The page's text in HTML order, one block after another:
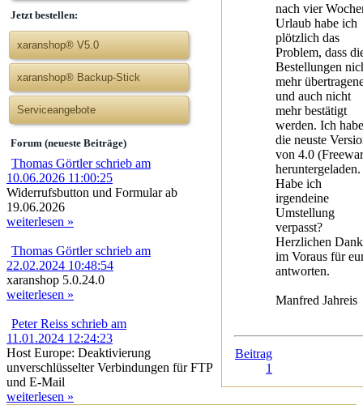
Jetzt bestellen:
xaranshop® V5.0
xaranshop® Backup-Stick
Serviceangebote
Forum (neueste Beiträge)
Thomas Görtler schrieb am
10.06.2026 11:00:25
Widerrufsbutton und Formular ab
19.06.2026
weiterlesen »
Thomas Görtler schrieb am
22.02.2024 10:48:54
xaranshop 5.0.24.0
weiterlesen »
Peter Reiss schrieb am
11.01.2024 12:24:23
Host Europe: Deaktivierung
unverschlüsselter Verbindungen für FTP
und E-Mail
weiterlesen »
nach vier
Urlaub habe ich
plötzlich das
Problem, dass
Bestellungen
mehr
und auch nicht
mehr bestätigt
werden. Ich habe
die neuste
von 4.0
heruntergeladen.
Habe ich
irgendeine
Umstellung
verpasst?
Herzlichen Dank
im Voraus für
antworten.
Manfred Jahreis
Beitrag
1